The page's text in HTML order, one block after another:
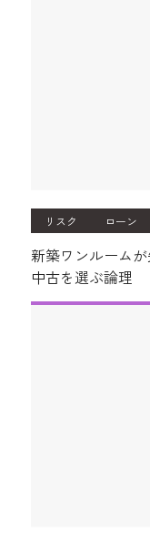
リスク ローン
新築ワンルーム
中古を選ぶ論理